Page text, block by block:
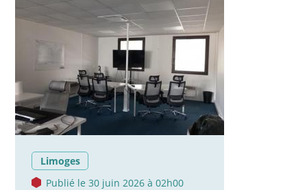
Limoges
Publié le 30 juin 2026 à 02h00